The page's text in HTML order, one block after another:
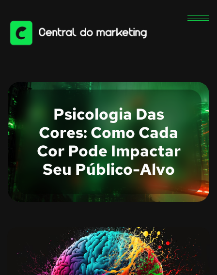
Psicologia Das
Cores: Como Cada
Cor Pode Impactar
Seu Público-Alvo